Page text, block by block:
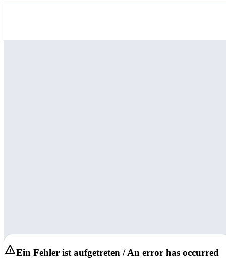
Ein Fehler ist aufgetreten / An error has occurred